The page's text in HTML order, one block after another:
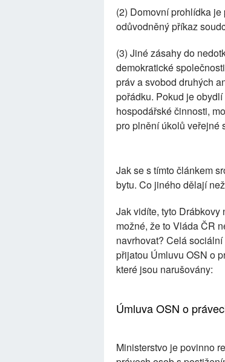
(2) Domovní prohlídka
odůvodněný příkaz
(3) Jiné zásahy do
demokratické
práv a svobod druhých
pořádku. Pokud je
hospodářské činnosti,
pro plnění úkolů veřejné
Jak se s tímto článkem
bytu. Co jiného dělají
Jak vidíte, tyto
možné, že to Vláda ČR
navrhovat? Celá
přijatou Úmluvu OSN o
které jsou narušovány:
Úmluva OSN o
Ministerstvo je povinno